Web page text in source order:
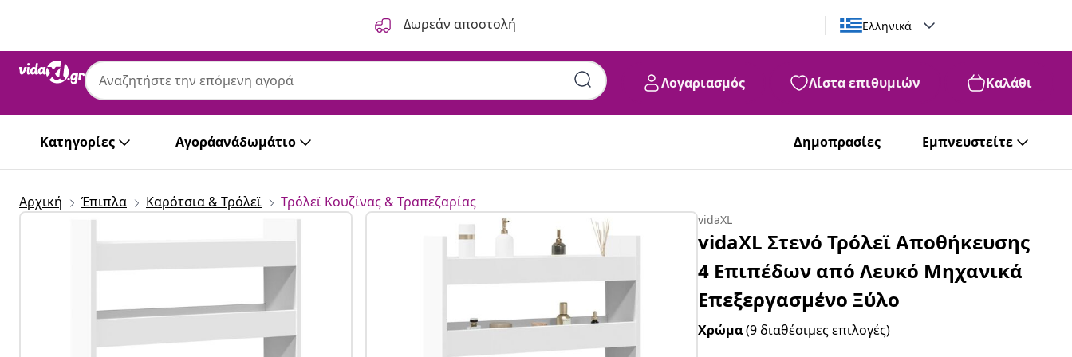
Δωρεάν αποστολή Ελληνικά
Λογαριασμός Λίστα επιθυμιών Καλάθι
Κατηγορίες Αγοράανάδωμάτιο Δημοπρασίες Εμπνευστείτε
Αρχική Έπιπλα Καρότσια & Τρόλεϊ Τρόλεϊ Κουζίνας & Τραπεζαρίας
vidaXL
vidaXL Στενό Τρόλεϊ Αποθήκευσης
4 Επιπέδων από Λευκό Μηχανικά
Επεξεργασμένο Ξύλο
Χρώμα(9 διαθέσιμες επιλογές)